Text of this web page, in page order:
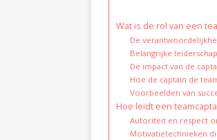
Wat is de rol van een
De
Belangrijke
De impact van de
Hoe de captain de
Voorbeelden van
Hoe leidt een
Autoriteit en respect
Motivatietechnieken